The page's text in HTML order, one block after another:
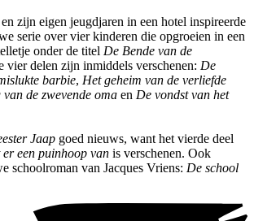
zijn eigen jeugdjaren in een hotel inspireerde
serie over vier kinderen die opgroeien in een
onder de titel De Bende van de
vier delen zijn inmiddels verschenen: De
barbie, Het geheim van de verliefde
de zwevende oma en De vondst van het
Jaap goed nieuws, want het vierde deel
een puinhoop van is verschenen. Ook
schoolroman van Jacques Vriens: De school